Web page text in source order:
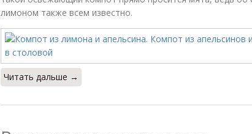
лимоном также всем известно.
Читать дальше →